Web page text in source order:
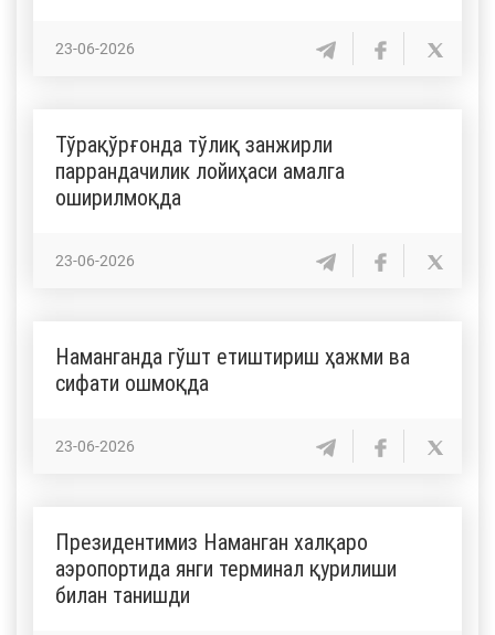
23-06-2026
Тўрақўрғонда тўлиқ занжирли
паррандачилик лойиҳаси амалга
оширилмоқда
23-06-2026
Наманганда гўшт етиштириш ҳажми ва
сифати ошмоқда
23-06-2026
Президентимиз Наманган халқаро
аэропортида янги терминал қурилиши
билан танишди